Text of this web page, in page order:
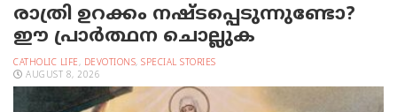
രാത്രി ഉറക്കം നഷ്ടപ്പെടുന്നുണ്ടോ?
ഈ പ്രാര്‍ത്ഥന ചൊല്ലുക
CATHOLIC LIFE, DEVOTIONS, SPECIAL STORIES
AUGUST 8, 2026